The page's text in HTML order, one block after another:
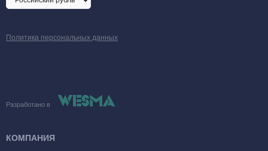
Политика персональных данных
Разработано в
КОМПАНИЯ